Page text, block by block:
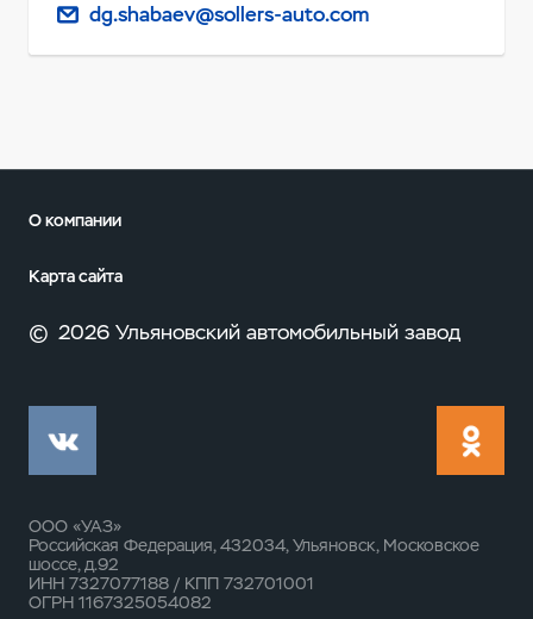
dg.shabaev@sollers-auto.com
О компании
Карта сайта
© 2026 Ульяновский автомобильный завод
ООО «УАЗ»
Российская Федерация, 432034, Ульяновск, Московское
шоссе, д.92
ИНН 7327077188 / КПП 732701001
ОГРН 1167325054082